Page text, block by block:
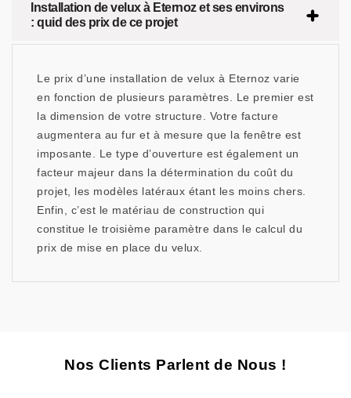
Installation de velux à Eternoz et ses environs
: quid des prix de ce projet
Le prix d’une installation de velux à Eternoz varie
en fonction de plusieurs paramètres. Le premier est
la dimension de votre structure. Votre facture
augmentera au fur et à mesure que la fenêtre est
imposante. Le type d’ouverture est également un
facteur majeur dans la détermination du coût du
projet, les modèles latéraux étant les moins chers.
Enfin, c’est le matériau de construction qui
constitue le troisième paramètre dans le calcul du
prix de mise en place du velux.
Nos Clients Parlent de Nous !